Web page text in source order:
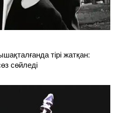
тірі жатқан:
сөйледі